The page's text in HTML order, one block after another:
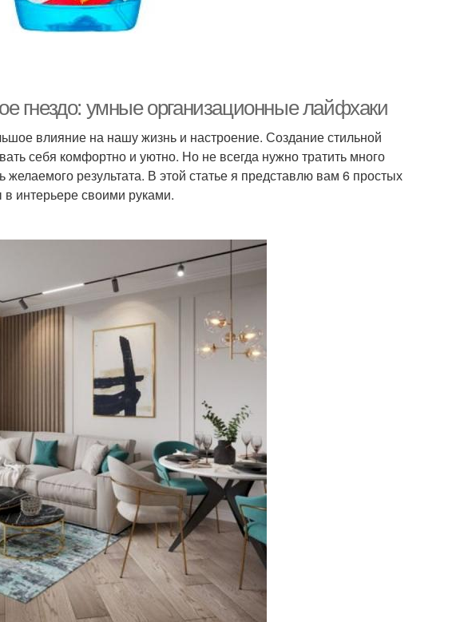
гнездо: умные организационные лайфхаки
влияние на нашу жизнь и настроение. Создание стильной
себя комфортно и уютно. Но не всегда нужно тратить много
результата. В этой статье я представлю вам 6 простых
интерьере своими руками.